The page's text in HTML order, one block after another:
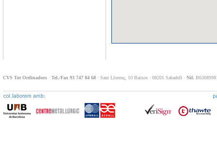
CVS Tot Ordinadors· Tel./Fax 93 747 84 68 · Sant Llorenç, 10 Baixos · 08201 Sabadell · Nif.